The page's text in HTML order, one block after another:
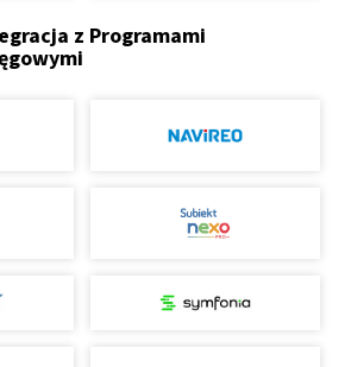
z Programami